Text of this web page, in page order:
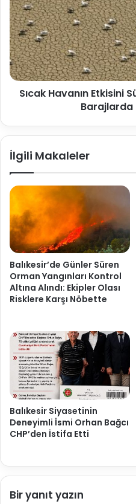
Sıcak Havanın Etkisini
Barajlarda
İlgili Makaleler
Balıkesir’de Günler Süren
Orman Yangınları Kontrol
Altına Alındı: Ekipler Olası
Risklere Karşı Nöbette
Balıkesir Siyasetinin
Deneyimli İsmi Orhan Bağcı
CHP’den İstifa Etti
Bir yanıt yazın